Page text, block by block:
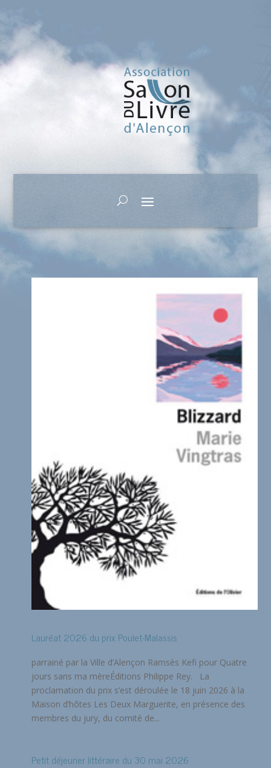
Lauréat 2026 du prix Poulet-Malassis
parrainé par la Ville d’Alençon Ramsès Kefi pour Quatre
jours sans ma mèreÉditions Philippe Rey. La
proclamation du prix s’est déroulée le 18 juin 2026 à la
Maison d’hôtes Les Deux Marguerite, en présence des
membres du jury, du comité de...
Petit déjeuner littéraire du 30 mai 2026